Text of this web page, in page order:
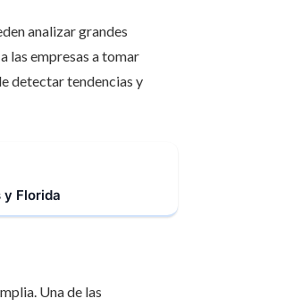
analizar grandes
las empresas a tomar
detectar tendencias y
y Florida
Una de las